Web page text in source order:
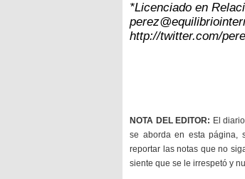
*Licenciado en
http://twitter.com/
NOTA DEL EDITOR: El
se aborda en esta página,
reportar las notas que no
siente que se le irrespetó y